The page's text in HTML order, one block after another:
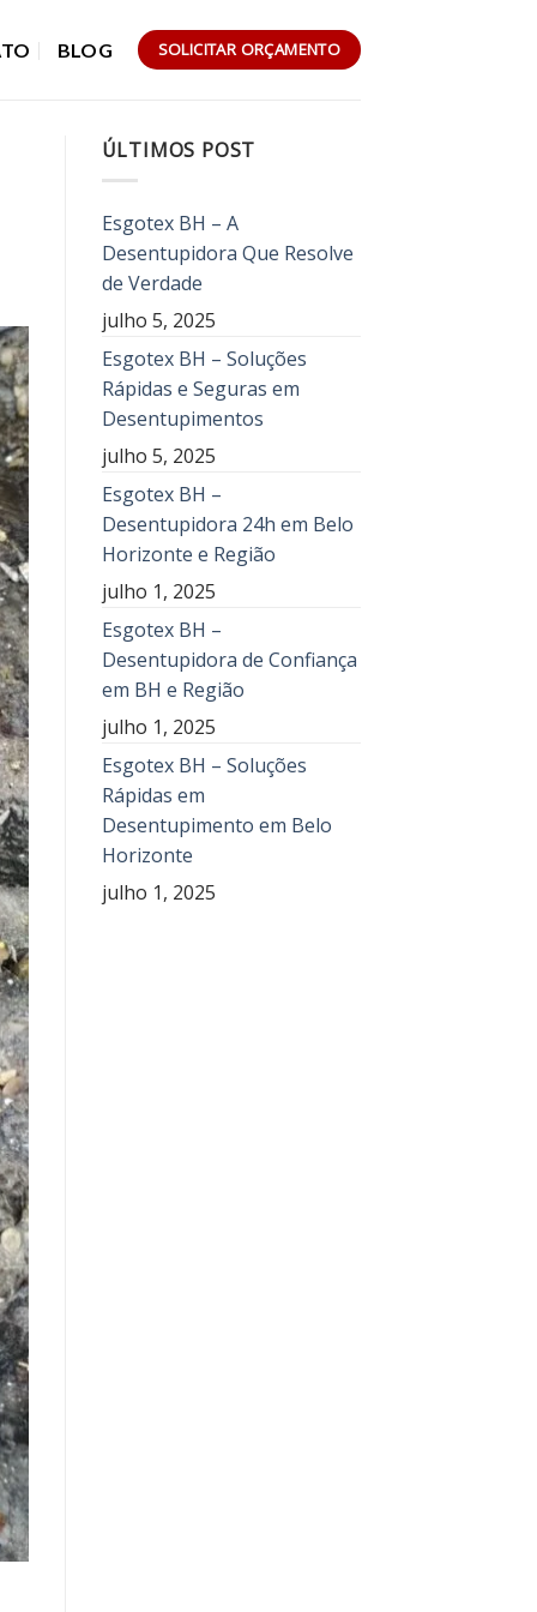
BLOG SOLICITAR ORÇAMENTO
ÚLTIMOS POST
Esgotex BH – A
Desentupidora Que Resolve
de Verdade
julho 5, 2025
Esgotex BH – Soluções
Rápidas e Seguras em
Desentupimentos
julho 5, 2025
Esgotex BH –
Desentupidora 24h em Belo
Horizonte e Região
julho 1, 2025
Esgotex BH –
Desentupidora de Confiança
em BH e Região
julho 1, 2025
Esgotex BH – Soluções
Rápidas em
Desentupimento em Belo
Horizonte
julho 1, 2025